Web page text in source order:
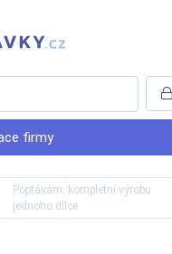
firmy
Poptávám: kompletní výrobu
jednoho dílce